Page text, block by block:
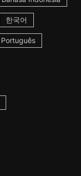
한국어
Português